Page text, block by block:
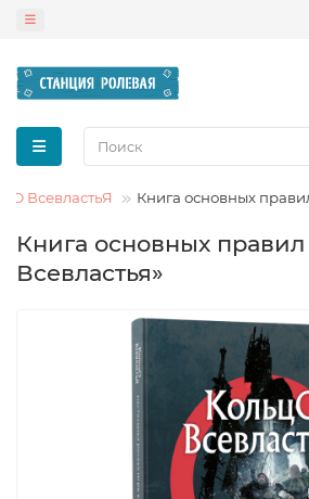
ВсевластьЯ Книга основных
Книга основных
Всевластья»